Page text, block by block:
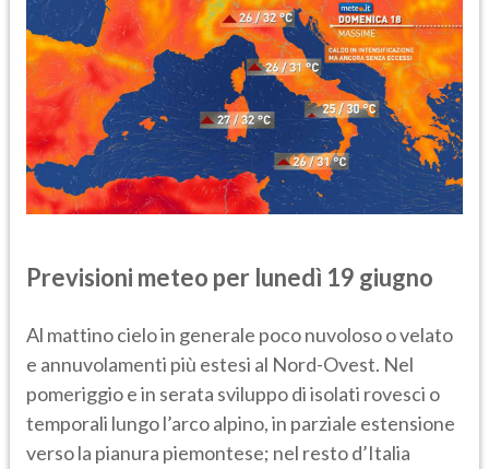
Previsioni meteo per lunedì 19 giugno
Al mattino cielo in generale poco nuvoloso o velato
e annuvolamenti più estesi al Nord-Ovest. Nel
pomeriggio e in serata sviluppo di isolati rovesci o
temporali lungo l’arco alpino, in parziale estensione
verso la pianura piemontese; nel resto d’Italia